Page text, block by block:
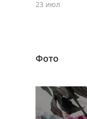
23 июл
Фото